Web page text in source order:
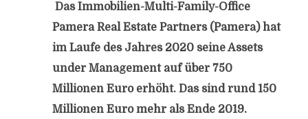
Das Immobilien-Multi-Family-Office
Pamera Real Estate Partners (Pamera) hat
im Laufe des Jahres 2020 seine Assets
under Management auf über 750
Millionen Euro erhöht. Das sind rund 150
Millionen Euro mehr als Ende 2019.